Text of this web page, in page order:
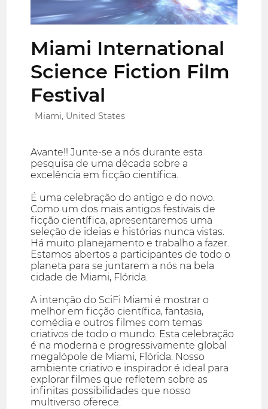
Miami International
Science Fiction Film
Festival
Miami, United States
Avante!! Junte-se a nós durante esta
pesquisa de uma década sobre a
excelência em ficção científica.
É uma celebração do antigo e do novo.
Como um dos mais antigos festivais de
ficção científica, apresentaremos uma
seleção de ideias e histórias nunca vistas.
Há muito planejamento e trabalho a fazer.
Estamos abertos a participantes de todo o
planeta para se juntarem a nós na bela
cidade de Miami, Flórida.
A intenção do SciFi Miami é mostrar o
melhor em ficção científica, fantasia,
comédia e outros filmes com temas
criativos de todo o mundo. Esta celebração
é na moderna e progressivamente global
megalópole de Miami, Flórida. Nosso
ambiente criativo e inspirador é ideal para
explorar filmes que refletem sobre as
infinitas possibilidades que nosso
multiverso oferece.